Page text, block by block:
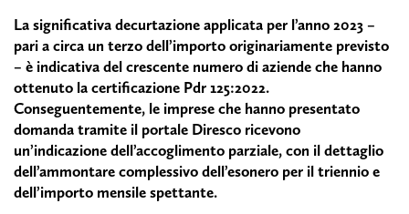
La significativa decurtazione applicata per l’anno 2023 –
pari a circa un terzo dell’importo originariamente previsto
– è indicativa del crescente numero di aziende che hanno
ottenuto la certificazione Pdr 125:2022.
Conseguentemente, le imprese che hanno presentato
domanda tramite il portale Diresco ricevono
un’indicazione dell’accoglimento parziale, con il dettaglio
dell’ammontare complessivo dell’esonero per il triennio e
dell’importo mensile spettante.